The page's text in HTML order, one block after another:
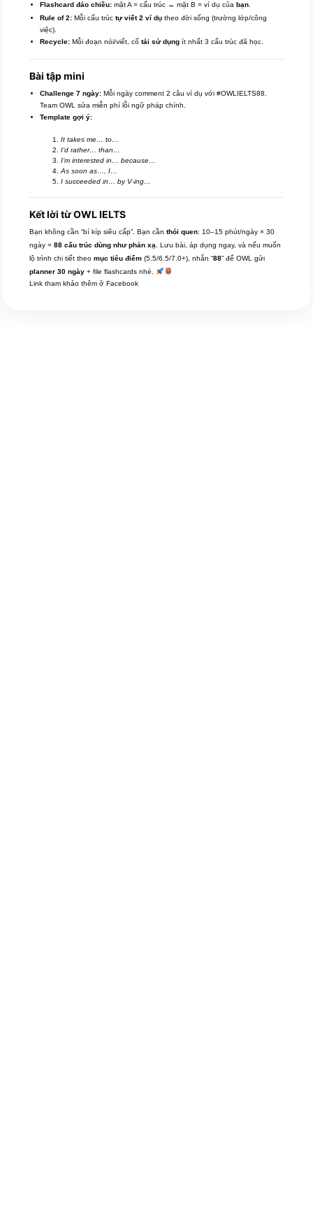
Flashcard đảo chiều: mặt A = cấu trúc → mặt B = ví dụ củabạn
Rule of 2: Mỗi cấu trúctự viết 2 ví dụ theo đời sống (trường lớp/công
việc).
Recycle: Mỗi đoạn nói/viết, cốtái sử dụng ít nhất 3 cấu trúc đã học.
Bài tập mini
Challenge 7 ngày: Mỗi ngày comment 2 câu ví dụ với #OWLIELTS88.
Team OWL sửa miễn phí lỗi ngữ pháp chính.
Template gợi ý:
It takes me… to…
I’d rather… than…
I’m interested in… because…
As soon as…, I…
I succeeded in… by V-ing…
Kết lời từ OWL IELTS
Bạn không cần “bí kíp siêu cấp”. Bạn cầnthói quen: 10–15 phút/ngày × 30
ngày =88 cấu trúc dùng như phản xạ
. Lưu bài, áp dụng ngay, và nếu muốn
lộ trình chi tiết theomục tiêu điểm (5.5/6.5/7.0+), nhắn “88” để OWL gửi
planner 30 ngày + file flashcards nhé.
Link tham khảo thêm ởFacebook